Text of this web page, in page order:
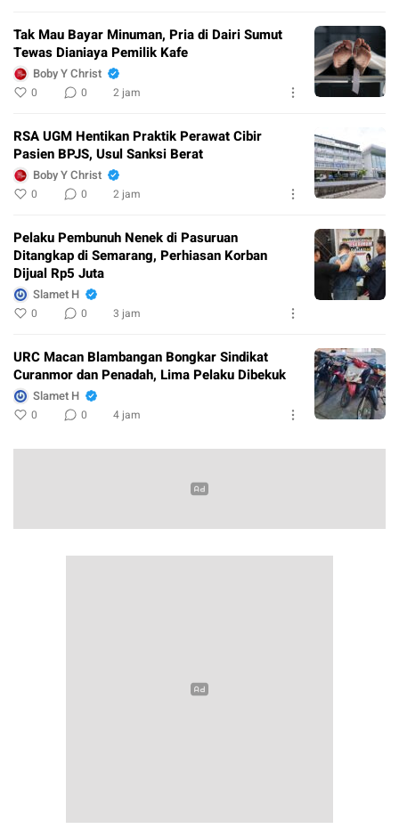
Tak Mau Bayar Minuman, Pria di Dairi Sumut
Tewas Dianiaya Pemilik Kafe
Boby Y Christ
0 0 2 jam
RSA UGM Hentikan Praktik Perawat Cibir
Pasien BPJS, Usul Sanksi Berat
Boby Y Christ
0 0 2 jam
Pelaku Pembunuh Nenek di Pasuruan
Ditangkap di Semarang, Perhiasan Korban
Dijual Rp5 Juta
Slamet H
0 0 3 jam
URC Macan Blambangan Bongkar Sindikat
Curanmor dan Penadah, Lima Pelaku Dibekuk
Slamet H
0 0 4 jam